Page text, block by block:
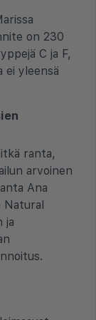
on 230
C ja F,
ei yleensä
ranta,
arvoinen
Ana
Natural
ja